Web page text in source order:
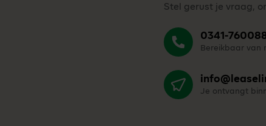
Stel gerust je vraag,
0341-
Bereikbaar van
Je ontvangt